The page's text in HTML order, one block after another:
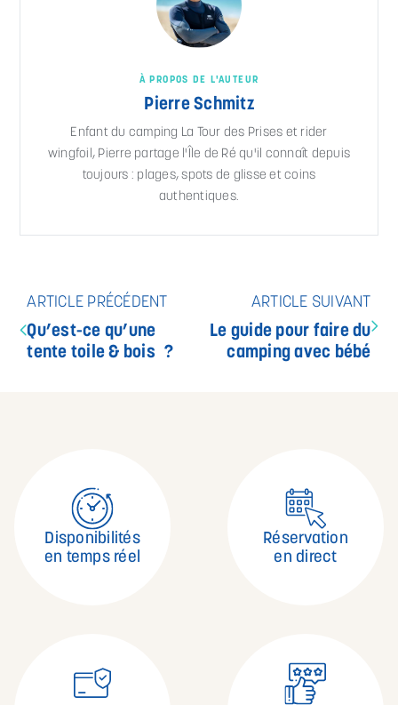
À PROPOS DE L'AUTEUR
Pierre Schmitz
Enfant du camping La Tour des Prises et rider
wingfoil, Pierre partage l'Île de Ré qu'il connaît depuis
toujours : plages, spots de glisse et coins
authentiques.
ARTICLE PRÉCÉDENT
Qu’est-ce qu’une
tente toile & bois ?
ARTICLE SUIVANT
Le guide pour faire du
camping avec bébé
Disponibilités
en temps réel
Réservation
en direct